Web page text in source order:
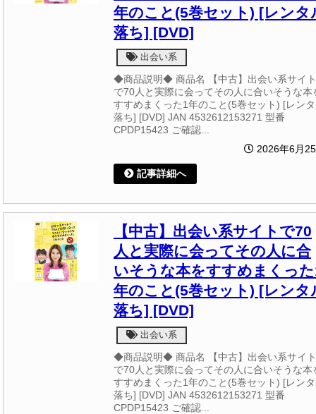
年のこと(5巻セット) [レンタ
落ち] [DVD]
出会い系
◆商品説明◆ 商品名 【中古】出会い系サイト
で70人と実際に会ってその人に合いそうな本
すすめまくった1年のこと(5巻セット) [レン
落ち] [DVD] JAN 4532612153271 型番
CPDP15423 ご確認...
2026年6月
記事詳細へ
【中古】出会い系サイトで70
人と実際に会ってその人に合
いそうな本をすすめまくっ
年のこと(5巻セット) [レンタ
落ち] [DVD]
出会い系
◆商品説明◆ 商品名 【中古】出会い系サイト
で70人と実際に会ってその人に合いそうな本
すすめまくった1年のこと(5巻セット) [レン
落ち] [DVD] JAN 4532612153271 型番
CPDP15423 ご確認...